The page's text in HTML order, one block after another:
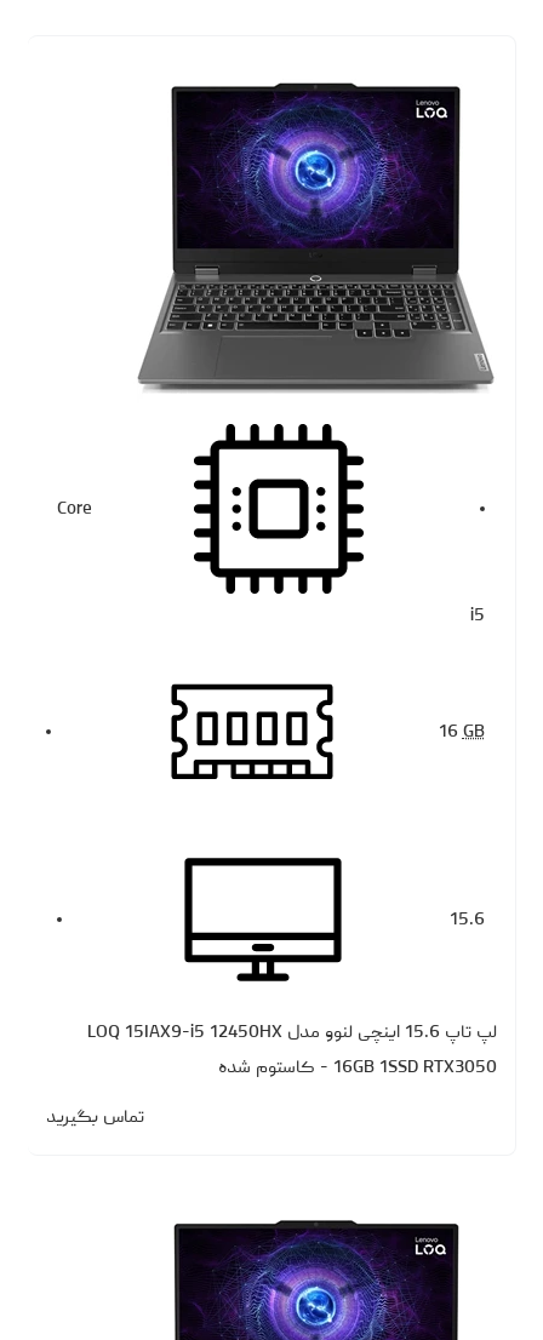
Core
i5
16GB
15.6
لپ تاپ 15.6 اینچی لنوو مدل LOQ 15IAX9-i5 12450HX
16GB 1SSD RTX3050 - کاستوم شده
تماس بگیرید